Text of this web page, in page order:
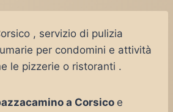
, servizio di pulizia
per condomini e attività
le pizzerie o ristoranti .
a Corsico e